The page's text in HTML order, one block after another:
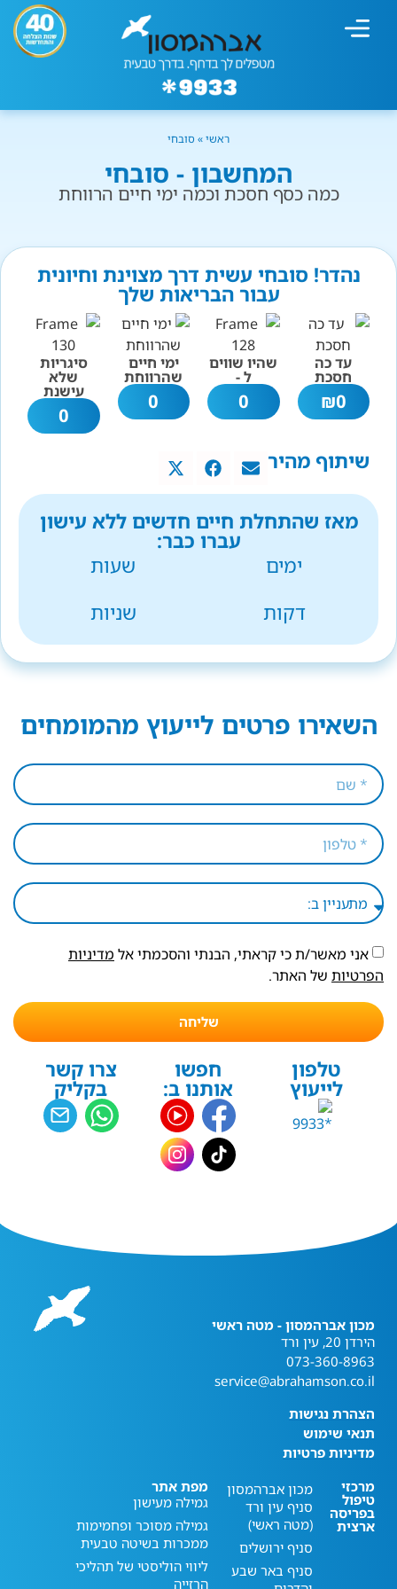
ראשי» סובחי
המחשבון - סובחי
כמה כסף חסכת וכמה ימי חיים הרווחת
נהדר! סובחי עשית דרך מצוינת וחיונית
עבור הבריאות שלך
עד כה
חסכת
0
₪
שהיו שווים
ל -
0
ימי חיים
שהרווחת
0
סיגריות
שלא
עישנת
0
שיתוף מהיר
מאז שהתחלת חיים חדשים ללא עישון
עברו כבר:
ימים
שעות
דקות
שניות
השאירו פרטים לייעוץ מהמומחים
אני מאשר/ת כי קראתי, הבנתי והסכמתי אל מדיניות
הפרטיות של האתר.
שליחה
טלפון
לייעוץ
חפשו
אותנו ב:
צרו קשר
בקליק
מכון אברהמסון - מטה ראשי
הירדן 20, עין ורד
073-360-8963
service@abrahamson.co.il
הצהרת נגישות
תנאי שימוש
מדיניות פרטיות
מרכזי
טיפול
בפריסה
ארצית
מכון אברהמסון
סניף עין ורד
(מטה ראשי)
סניף ירושלים
סניף באר שבע
מפת אתר
גמילה מעישון
גמילה מסוכר ופחמימות
ממכרות בשיטה טבעית
ליווי הוליסטי של תהליכי
הרזייה